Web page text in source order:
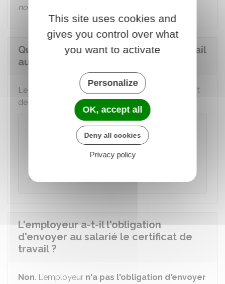
non-concurrence
Quand est remis le certificat de travail
au salarié ?
Le certificat de travail est remis à la fin du contrat
de travail, c'est-à-dire à la fin du préavis.
Si le salarié a été dispensé de préavis, il doit
être remis à la fin du préavis non exécuté et
travail.
L'employeur a-t-il l'obligation
d'envoyer au salarié le certificat de
travail ?
Non. L'employeur n'a pas l'obligation d'envoyer
This site uses cookies and
gives you control over what
you want to activate
Personalize
OK, accept all
Deny all cookies
Privacy policy